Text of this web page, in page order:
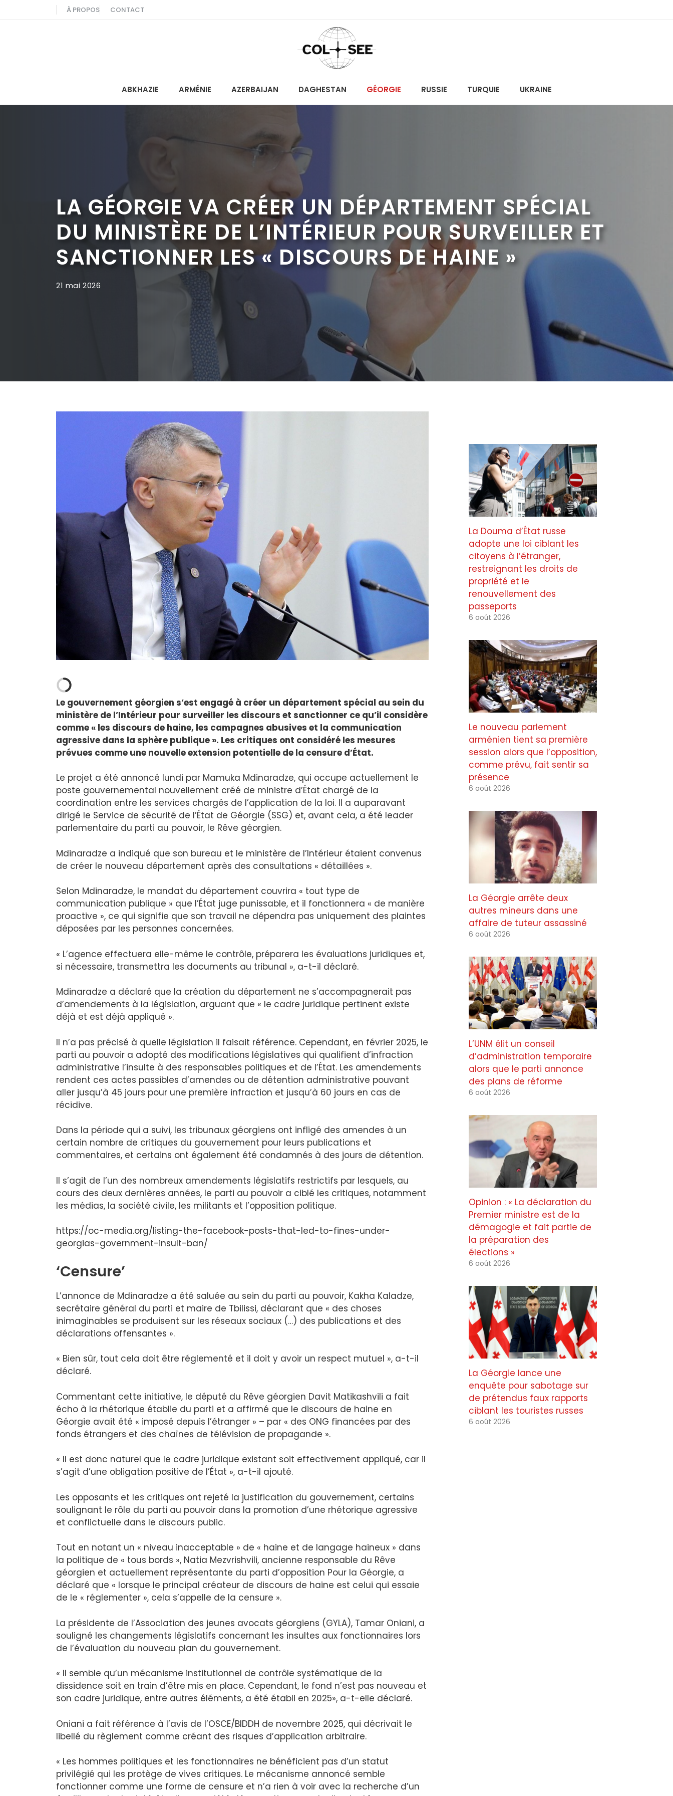
au
À PROPOS CONTACT
ABKHAZIE ARMÉNIE AZERBAIJAN DAGHESTAN GÉORGIE RUSSIE TURQUIE UKRAINE
LA GÉORGIE VA CRÉER UN DÉPARTEMENT SPÉCIAL
DU MINISTÈRE DE L’INTÉRIEUR POUR SURVEILLER ET
SANCTIONNER LES « DISCOURS DE HAINE »
21 mai 2026
Le gouvernement géorgien s’est engagé à créer un département spécial au sein du
ministère de l’Intérieur pour surveiller les discours et sanctionner ce qu’il considère
comme « les discours de haine, les campagnes abusives et la communication
agressive dans la sphère publique ». Les critiques ont considéré les mesures
prévues comme une nouvelle extension potentielle de la censure d’État.
Le projet a été annoncé lundi par Mamuka Mdinaradze, qui occupe actuellement le
poste gouvernemental nouvellement créé de ministre d’État chargé de la
coordination entre les services chargés de l’application de la loi. Il a auparavant
dirigé le Service de sécurité de l’État de Géorgie (SSG) et, avant cela, a été leader
parlementaire du parti au pouvoir, le Rêve géorgien.
Mdinaradze a indiqué que son bureau et le ministère de l’Intérieur étaient convenus
de créer le nouveau département après des consultations « détaillées ».
Selon Mdinaradze, le mandat du département couvrira « tout type de
communication publique » que l’État juge punissable, et il fonctionnera « de manière
proactive », ce qui signifie que son travail ne dépendra pas uniquement des plaintes
déposées par les personnes concernées.
« L’agence effectuera elle-même le contrôle, préparera les évaluations juridiques et,
si nécessaire, transmettra les documents au tribunal », a-t-il déclaré.
Mdinaradze a déclaré que la création du département ne s’accompagnerait pas
d’amendements à la législation, arguant que « le cadre juridique pertinent existe
déjà et est déjà appliqué ».
Il n’a pas précisé à quelle législation il faisait référence. Cependant, en février 2025, le
parti au pouvoir a adopté des modifications législatives qui qualifient d’infraction
administrative l’insulte à des responsables politiques et de l’État. Les amendements
rendent ces actes passibles d’amendes ou de détention administrative pouvant
aller jusqu’à 45 jours pour une première infraction et jusqu’à 60 jours en cas de
récidive.
Dans la période qui a suivi, les tribunaux géorgiens ont infligé des amendes à un
certain nombre de critiques du gouvernement pour leurs publications et
commentaires, et certains ont également été condamnés à des jours de détention.
Il s’agit de l’un des nombreux amendements législatifs restrictifs par lesquels, au
cours des deux dernières années, le parti au pouvoir a ciblé les critiques, notamment
les médias, la société civile, les militants et l’opposition politique.
https://oc-media.org/listing-the-facebook-posts-that-led-to-fines-under-
georgias-government-insult-ban/
‘Censure’
L’annonce de Mdinaradze a été saluée au sein du parti au pouvoir, Kakha Kaladze,
secrétaire général du parti et maire de Tbilissi, déclarant que « des choses
inimaginables se produisent sur les réseaux sociaux (…) des publications et des
déclarations offensantes ».
« Bien sûr, tout cela doit être réglementé et il doit y avoir un respect mutuel », a-t-il
déclaré.
Commentant cette initiative, le député du Rêve géorgien Davit Matikashvili a fait
écho à la rhétorique établie du parti et a affirmé que le discours de haine en
Géorgie avait été « imposé depuis l’étranger » – par « des ONG financées par des
fonds étrangers et des chaînes de télévision de propagande ».
« Il est donc naturel que le cadre juridique existant soit effectivement appliqué, car il
s’agit d’une obligation positive de l’État », a-t-il ajouté.
Les opposants et les critiques ont rejeté la justification du gouvernement, certains
soulignant le rôle du parti au pouvoir dans la promotion d’une rhétorique agressive
et conflictuelle dans le discours public.
Tout en notant un « niveau inacceptable » de « haine et de langage haineux » dans
la politique de « tous bords », Natia Mezvrishvili, ancienne responsable du Rêve
géorgien et actuellement représentante du parti d’opposition Pour la Géorgie, a
déclaré que « lorsque le principal créateur de discours de haine est celui qui essaie
de le « réglementer », cela s’appelle de la censure ».
La présidente de l’Association des jeunes avocats géorgiens (GYLA), Tamar Oniani, a
souligné les changements législatifs concernant les insultes aux fonctionnaires lors
de l’évaluation du nouveau plan du gouvernement.
« Il semble qu’un mécanisme institutionnel de contrôle systématique de la
dissidence soit en train d’être mis en place. Cependant, le fond n’est pas nouveau et
son cadre juridique, entre autres éléments, a été établi en 2025», a-t-elle déclaré.
Oniani a fait référence à l’avis de l’OSCE/BIDDH de novembre 2025, qui décrivait le
libellé du règlement comme créant des risques d’application arbitraire.
« Les hommes politiques et les fonctionnaires ne bénéficient pas d’un statut
privilégié qui les protège de vives critiques. Le mécanisme annoncé semble
fonctionner comme une forme de censure et n’a rien à voir avec la recherche d’un
La Douma d’État russe
adopte une loi ciblant les
citoyens à l’étranger,
restreignant les droits de
propriété et le
renouvellement des
passeports
6 août 2026
Le nouveau parlement
arménien tient sa première
session alors que l’opposition,
comme prévu, fait sentir sa
présence
6 août 2026
La Géorgie arrête deux
autres mineurs dans une
affaire de tuteur assassiné
6 août 2026
L’UNM élit un conseil
d’administration temporaire
alors que le parti annonce
des plans de réforme
6 août 2026
Opinion : « La déclaration du
Premier ministre est de la
démagogie et fait partie de
la préparation des
élections »
6 août 2026
La Géorgie lance une
enquête pour sabotage sur
de prétendus faux rapports
ciblant les touristes russes
6 août 2026